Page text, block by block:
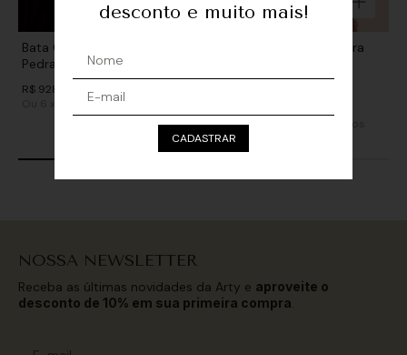
Bata GGT Decote Detalhe
Pedras - Preto
R$ 928
R$ 154,66
Bata GGT Detalhe - Pedra
Ou3xde
NOSSA NEWSLETTER
Receba as últimas novidades da Arty e aproveite o
desconto de 10% em sua primeira compra.
desconto e muito mais!
CADASTRAR